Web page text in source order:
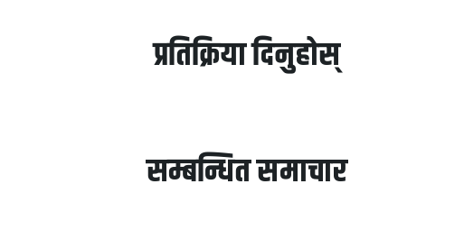
प्रतिक्रिया दिनुहोस्
सम्बन्धित समाचार